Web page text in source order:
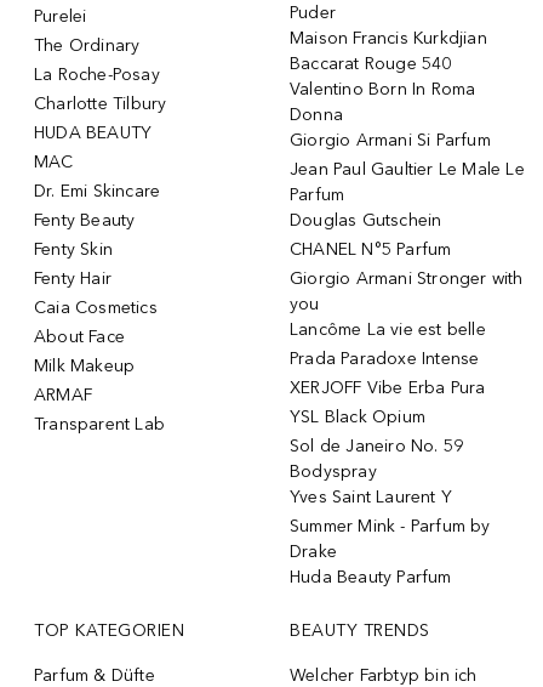
Purelei
The Ordinary
La Roche-Posay
Charlotte Tilbury
HUDA BEAUTY
MAC
Dr. Emi Skincare
Fenty Beauty
Fenty Skin
Fenty Hair
Caia Cosmetics
About Face
Milk Makeup
ARMAF
Transparent Lab
Puder
Maison Francis Kurkdjian
Baccarat Rouge 540
Valentino Born In Roma
Donna
Giorgio Armani Si Parfum
Jean Paul Gaultier Le Male Le
Parfum
Douglas Gutschein
CHANEL N°5 Parfum
Giorgio Armani Stronger with
you
Lancôme La vie est belle
Prada Paradoxe Intense
XERJOFF Vibe Erba Pura
YSL Black Opium
Sol de Janeiro No. 59
Bodyspray
Yves Saint Laurent Y
Summer Mink - Parfum by
Drake
Huda Beauty Parfum
TOP KATEGORIEN
Parfum & Düfte
BEAUTY TRENDS
Welcher Farbtyp bin ich